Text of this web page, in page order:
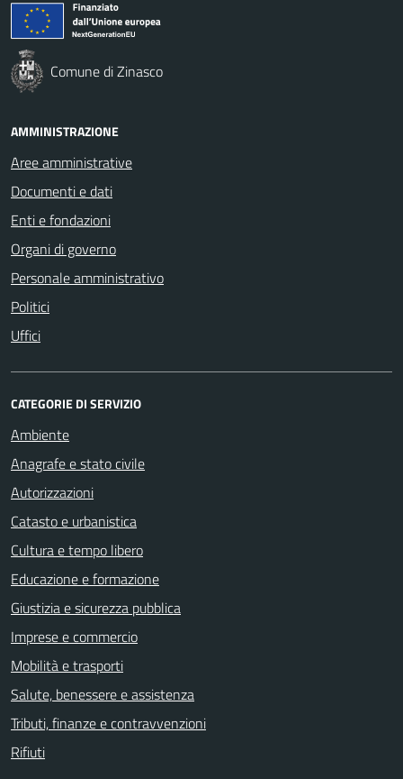
Comune di Zinasco
AMMINISTRAZIONE
Aree amministrative
Documenti e dati
Enti e fondazioni
Organi di governo
Personale amministrativo
Politici
Uffici
CATEGORIE DI SERVIZIO
Ambiente
Anagrafe e stato civile
Autorizzazioni
Catasto e urbanistica
Cultura e tempo libero
Educazione e formazione
Giustizia e sicurezza pubblica
Imprese e commercio
Mobilità e trasporti
Salute, benessere e assistenza
Tributi, finanze e contravvenzioni
Rifiuti